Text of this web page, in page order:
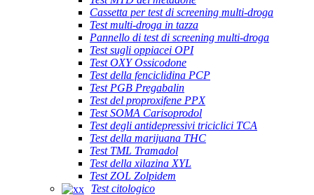
Cassetta per test di screening multi-droga
Test multi-droga in tazza
Pannello di test di screening multi-droga
Test sugli oppiacei OPI
Test OXY Ossicodone
Test della fenciclidina PCP
Test PGB Pregabalin
Test del proproxifene PPX
Test SOMA Carisoprodol
Test degli antidepressivi triciclici TCA
Test della marijuana THC
Test TML Tramadol
Test della xilazina XYL
Test ZOL Zolpidem
Test citologico